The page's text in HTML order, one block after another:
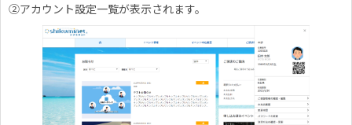
②アカウント設定一覧が表示されます。